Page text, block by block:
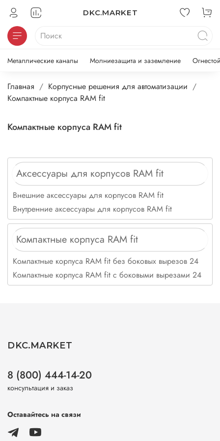
DKC.MARKET
Металлические каналы Молниезащита и заземление
Главная
Корпусные решения для автоматизации
Компактные корпуса RAM fit
Компактные корпуса RAM fit
Аксессуары для корпусов RAM fit
Внешние аксессуары для корпусов RAM fit
Внутренние аксессуары для корпусов RAM fit
Компактные корпуса RAM fit
Компактные корпуса RAM fit без боковых вырезов 24
Компактные корпуса RAM fit с боковыми вырезами 24
DKC.MARKET
8 (800) 444-14-20
консультация и заказ
Оставайтесь на связи